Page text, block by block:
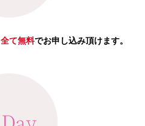
全て無料でお申し込み頂けます。